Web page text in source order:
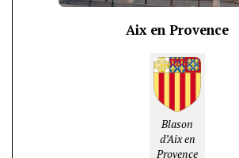
Aix en Provence
Blason
d’Aix en
Provence